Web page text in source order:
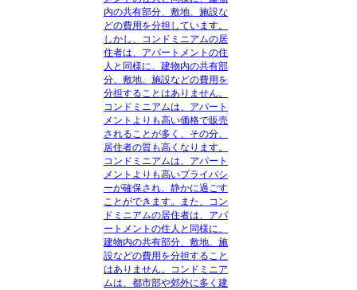
内の共有部分、敷地、施設な
どの費用を分担しています。
しかし、コンドミニアムの居
住者は、アパートメントの住
人と同様に、建物内の共有部
分、敷地、施設などの費用を
分担することはありません。
コンドミニアムは、アパート
メントよりも高い価格で販売
されることが多く、その分、
居住者の質も高くなります。
コンドミニアムは、アパート
メントよりも高いプライバシ
ーが確保され、静かに過ごす
ことができます。また、コン
ドミニアムの居住者は、アパ
ートメントの住人と同様に、
建物内の共有部分、敷地、施
設などの費用を分担すること
はありません。コンドミニア
ムは、都市部や郊外に多く建